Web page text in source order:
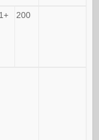
200